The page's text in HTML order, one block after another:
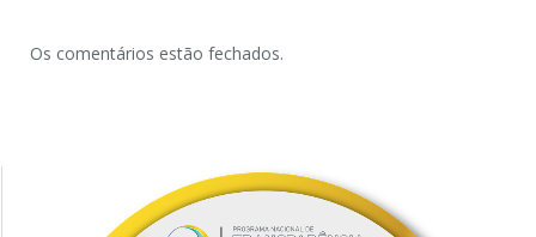
Os comentários estão fechados.